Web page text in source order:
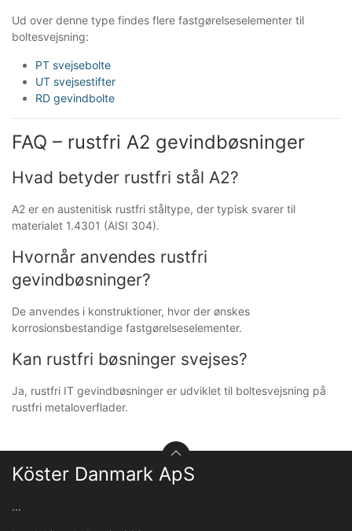
Ud over denne type findes flere fastgørelseselementer til
boltesvejsning:
PT svejsebolte
UT svejsestifter
RD gevindbolte
FAQ – rustfri A2 gevindbøsninger
Hvad betyder rustfri stål A2?
A2 er en austenitisk rustfri ståltype, der typisk svarer til
materialet 1.4301 (AISI 304).
Hvornår anvendes rustfri
gevindbøsninger?
De anvendes i konstruktioner, hvor der ønskes
korrosionsbestandige fastgørelseselementer.
Kan rustfri bøsninger svejses?
Ja, rustfri IT gevindbøsninger er udviklet til boltesvejsning på
rustfri metaloverflader.
Köster Danmark ApS
...